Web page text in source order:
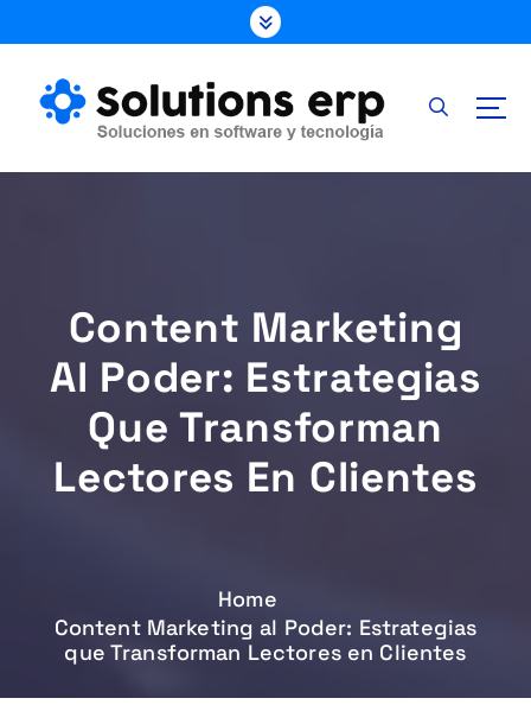
k
c
Content Marketing
Al Poder: Estrategias
Que Transforman
Lectores En Clientes
Home
Content Marketing al Poder: Estrategias
que Transforman Lectores en Clientes